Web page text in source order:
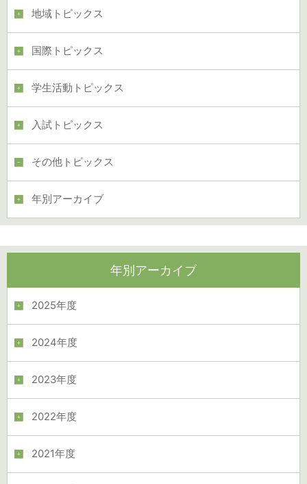
地域トピックス
国際トピックス
学生活動トピックス
入試トピックス
その他トピックス
年別アーカイブ
年別アーカイブ
2025年度
2024年度
2023年度
2022年度
2021年度